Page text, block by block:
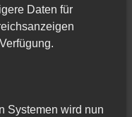
Daten für
Systemen wird nun